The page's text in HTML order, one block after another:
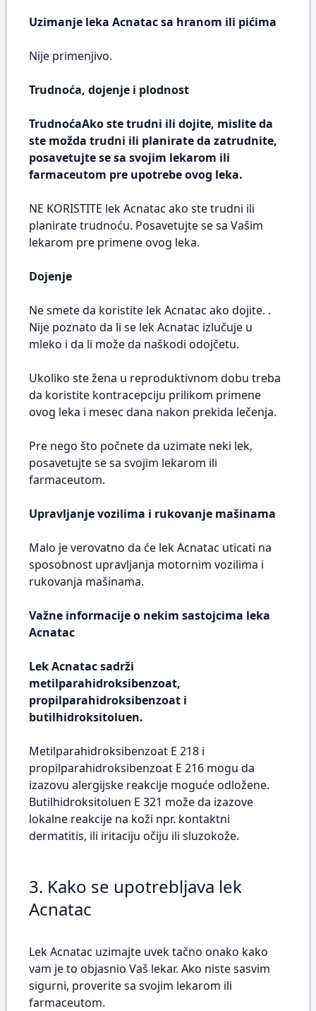
Uzimanje leka Acnatac sa hranom ili pićima
Nije primenjivo.
Trudnoća, dojenje i plodnost
TrudnoćaAko ste trudni ili dojite, mislite da
ste možda trudni ili planirate da zatrudnite,
posavetujte se sa svojim lekarom ili
farmaceutom pre upotrebe ovog leka.
NE KORISTITE lek Acnatac ako ste trudni ili
planirate trudnoću. Posavetujte se sa Vašim
lekarom pre primene ovog leka.
Dojenje
Ne smete da koristite lek Acnatac ako dojite. .
Nije poznato da li se lek Acnatac izlučuje u
mleko i da li može da naškodi odojčetu.
Ukoliko ste žena u reproduktivnom dobu treba
da koristite kontracepciju prilikom primene
ovog leka i mesec dana nakon prekida lečenja.
Pre nego što počnete da uzimate neki lek,
posavetujte se sa svojim lekarom ili
farmaceutom.
Upravljanje vozilima i rukovanje mašinama
Malo je verovatno da će lek Acnatac uticati na
sposobnost upravljanja motornim vozilima i
rukovanja mašinama.
Važne informacije o nekim sastojcima leka
Acnatac
Lek Acnatac sadrži
metilparahidroksibenzoat,
propilparahidroksibenzoat i
butilhidroksitoluen.
Metilparahidroksibenzoat E 218 i
propilparahidroksibenzoat E 216 mogu da
izazovu alergijske reakcije moguće odložene.
Butilhidroksitoluen E 321 može da izazove
lokalne reakcije na koži npr. kontaktni
dermatitis, ili iritaciju očiju ili sluzokože.
3. Kako se upotrebljava lek
Acnatac
Lek Acnatac uzimajte uvek tačno onako kako
vam je to objasnio Vaš lekar. Ako niste sasvim
sigurni, proverite sa svojim lekarom ili
farmaceutom.